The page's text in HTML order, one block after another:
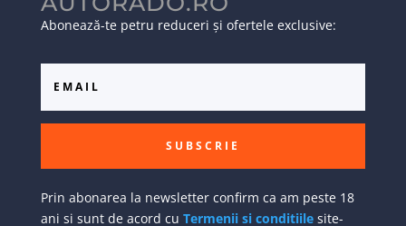
Abonează-te petru reduceri și ofertele exclusive:
SUBSCRIE
Prin abonarea la newsletter confirm ca am peste 18
ani si sunt de acord cu Termenii si conditiilesite-